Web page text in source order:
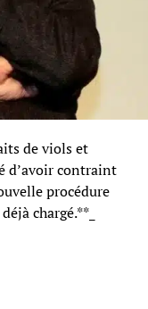
de viols et
d’avoir contraint
procédure
chargé.**_